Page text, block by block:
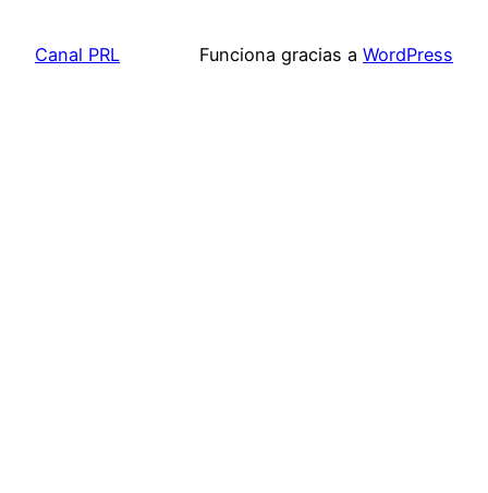
Canal PRL Funciona gracias a WordPress